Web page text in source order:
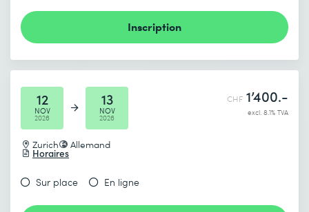
Inscription
12
NOV
2026
13
NOV
2026
Zurich Allemand
Horaires
CHF 1’400.-
excl. 8.1% TVA
Sur place En ligne